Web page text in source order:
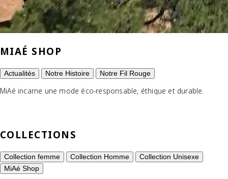
MIAÉ SHOP
Actualités Notre Histoire Notre Fil Rouge
MiAé incarne une mode éco-responsable, éthique et durable.
COLLECTIONS
Collection femme Collection Homme
Collection Unisexe
MiAé Shop